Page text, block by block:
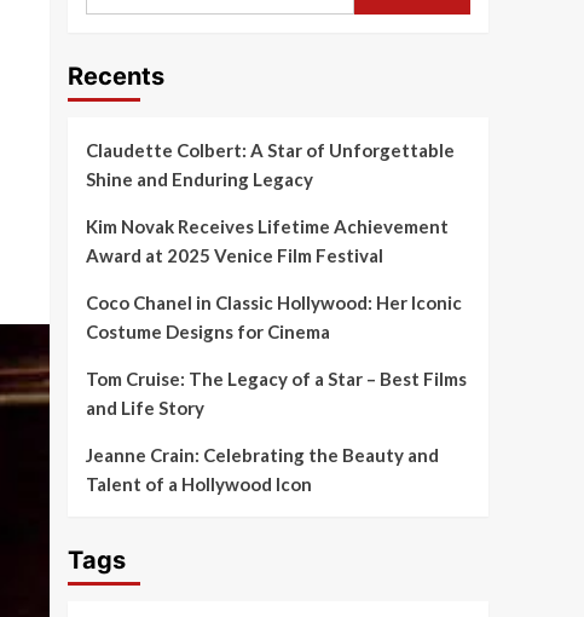
Recents
Claudette Colbert: A Star of Unforgettable
Shine and Enduring Legacy
Kim Novak Receives Lifetime Achievement
Award at 2025 Venice Film Festival
Coco Chanel in Classic Hollywood: Her Iconic
Costume Designs for Cinema
Tom Cruise: The Legacy of a Star – Best Films
and Life Story
Jeanne Crain: Celebrating the Beauty and
Talent of a Hollywood Icon
Tags